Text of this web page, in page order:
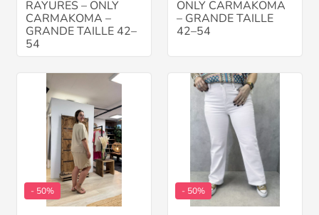
RAYURES – ONLY
CARMAKOMA –
GRANDE TAILLE 42–
54
ONLY CARMAKOMA
– GRANDE TAILLE
42–54
- 50% - 50%